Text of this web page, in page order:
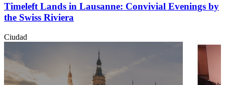
Timeleft Lands in Lausanne: Convivial Evenings by
the Swiss Riviera
Ciudad